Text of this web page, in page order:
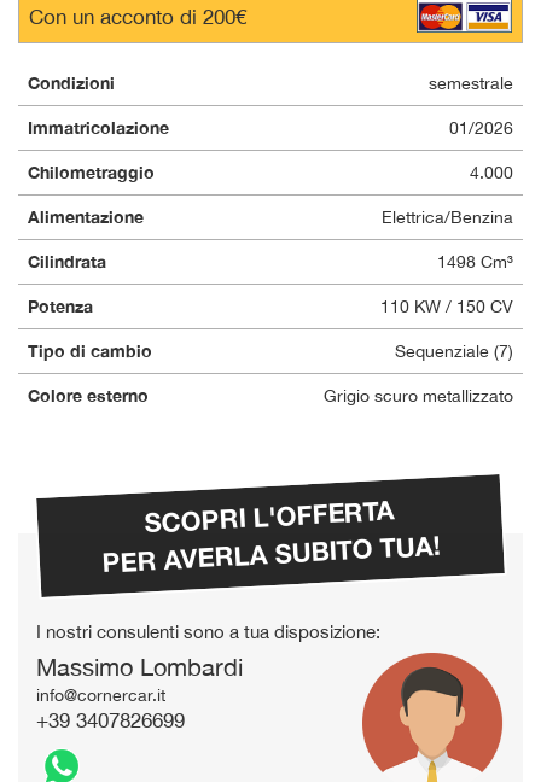
Con un acconto di 200€
Condizioni semestrale
Immatricolazione 01/2026
Chilometraggio 4.000
Alimentazione Elettrica/Benzina
Cilindrata 1498 Cm³
Potenza 110 KW / 150 CV
Tipo di cambio Sequenziale (7)
Colore esterno Grigio scuro metallizzato
SCOPRI L'OFFERTA
PER AVERLA SUBITO TUA!
I nostri consulenti sono a tua disposizione:
Massimo Lombardi
info@cornercar.it
+39 3407826699
e
sul
funzionamento
questi
strumenti
di
tracciamento
si
rimanda
alla
cookie
policy.
rivedere
e
in
qualsiasi
momento.